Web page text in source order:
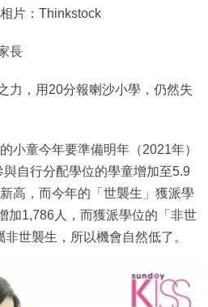
片：Thinkstock
長
力，用20分報喇沙小學，仍然失
小童今年要準備明年（2021年）
自行分配學位的學童增加至5.9
高，而今年的「世襲生」獲派學
加1,786人，而獲派學位的「非世
世襲生，所以機會自然低了。